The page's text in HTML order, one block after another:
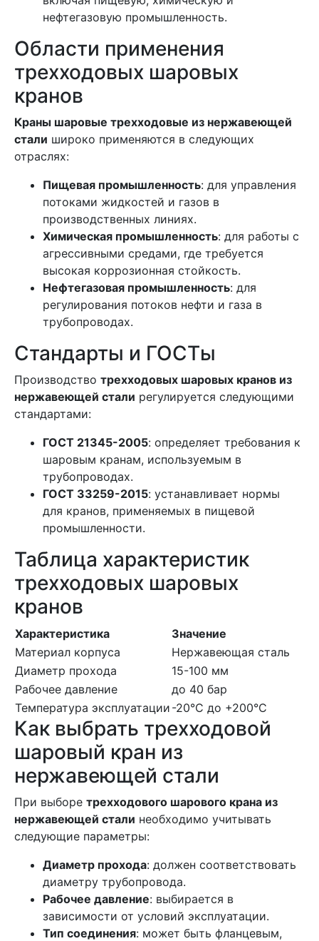
нефтегазовую промышленность.
Области применения
трехходовых шаровых
кранов
Краны шаровые трехходовые из нержавеющей
стали широко применяются в следующих
отраслях:
Пищевая промышленность: для управления
потоками жидкостей и газов в
производственных линиях.
Химическая промышленность: для работы с
агрессивными средами, где требуется
высокая коррозионная стойкость.
Нефтегазовая промышленность: для
регулирования потоков нефти и газа в
трубопроводах.
Стандарты и ГОСТы
Производство трехходовых шаровых кранов из
нержавеющей стали регулируется следующими
стандартами:
ГОСТ 21345-2005: определяет требования к
шаровым кранам, используемым в
трубопроводах.
ГОСТ 33259-2015: устанавливает нормы
для кранов, применяемых в пищевой
промышленности.
Таблица характеристик
трехходовых шаровых
кранов
Характеристика
Значение
Материал корпуса
Нержавеющая сталь
Диаметр прохода
15-100 мм
Рабочее давление
до 40 бар
Температура эксплуатации -20°C до +200°C
Как выбрать трехходовой
шаровый кран из
нержавеющей стали
При выборе трехходового шарового крана из
нержавеющей стали необходимо учитывать
следующие параметры:
Диаметр прохода: должен соответствовать
диаметру трубопровода.
Рабочее давление: выбирается в
зависимости от условий эксплуатации.
Тип соединения: может быть фланцевым,